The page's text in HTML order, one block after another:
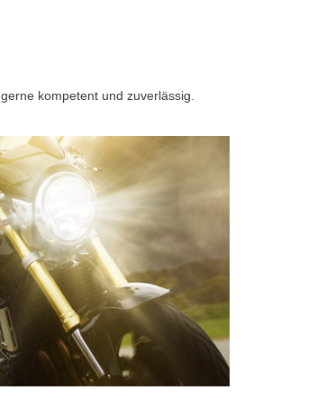
kompetent und zuverlässig.